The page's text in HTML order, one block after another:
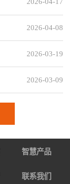
2026-04-08
2026-03-19
2026-03-09
智慧产品
联系我们